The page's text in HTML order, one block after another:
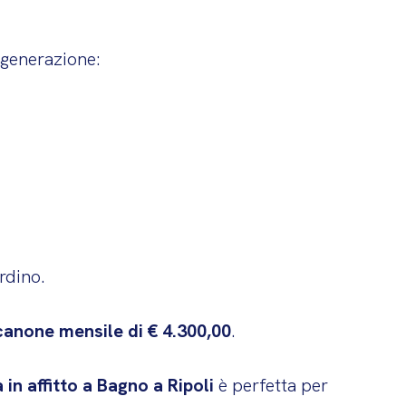
mensile di € 4.300,00.
in affitto a Bagno a Ripoli è perfetta per